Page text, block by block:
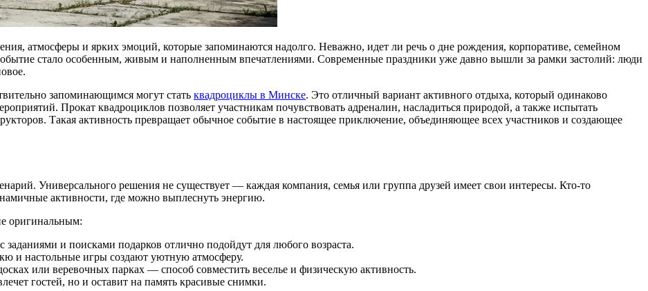
атмосферы и ярких эмоций, которые запоминаются надолго. Неважно, идет ли речь о дне рождения, корпоративе, семейном
стало особенным, живым и наполненным впечатлениями. Современные праздники уже давно вышли за рамки застолий: люди
запоминающимся могут стать квадроциклы в Минске. Это отличный вариант активного отдыха, который одинаково
Прокат квадроциклов позволяет участникам почувствовать адреналин, насладиться природой, а также испытать
Такая активность превращает обычное событие в настоящее приключение, объединяющее всех участников и создающее
Универсального решения не существует — каждая компания, семья или группа друзей имеет свои интересы. Кто-то
активности, где можно выплеснуть энергию.
оригинальным:
заданиями и поисками подарков отлично подойдут для любого возраста.
и настольные игры создают уютную атмосферу.
или веревочных парках — способ совместить веселье и физическую активность.
гостей, но и оставит на память красивые снимки.